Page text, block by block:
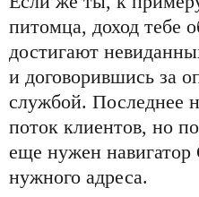
питомца, доход тебе
достигают
и договорившись за
службой. Последнее
поток клиентов, но
еще нужен навигатор
нужного адреса.